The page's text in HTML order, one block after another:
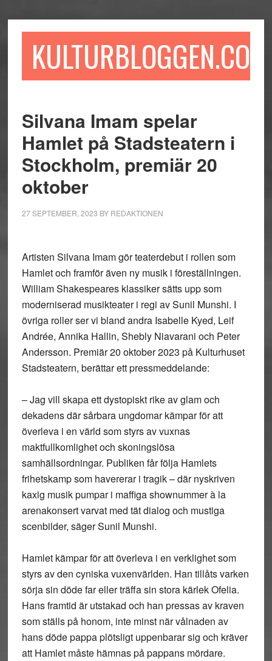
till
till
sidofältet
till
KULTURBLOGGEN.COM
Silvana Imam spelar
Hamlet på Stadsteatern i
Stockholm, premiär 20
oktober
27 SEPTEMBER, 2023 BY REDAKTIONEN
Artisten Silvana Imam gör teaterdebut i rollen som
Hamlet och framför även ny musik i föreställningen.
William Shakespeares klassiker sätts upp som
moderniserad musikteater i regi av Sunil Munshi. I
övriga roller ser vi bland andra Isabelle Kyed, Leif
Andrée, Annika Hallin, Shebly Niavarani och Peter
Andersson. Premiär 20 oktober 2023 på Kulturhuset
Stadsteatern, berättar ett pressmeddelande:
– Jag vill skapa ett dystopiskt rike av glam och
dekadens där sårbara ungdomar kämpar för att
överleva i en värld som styrs av vuxnas
maktfullkomlighet och skoningslösa
samhällsordningar. Publiken får följa Hamlets
frihetskamp som havererar i tragik – där nyskriven
kaxig musik pumpar i maffiga shownummer à la
arenakonsert varvat med tät dialog och mustiga
scenbilder, säger Sunil Munshi.
Hamlet kämpar för att överleva i en verklighet som
styrs av den cyniska vuxenvärlden. Han tillåts varken
sörja sin döde far eller träffa sin stora kärlek Ofelia.
Hans framtid är utstakad och han pressas av kraven
som ställs på honom, inte minst när vålnaden av
hans döde pappa plötsligt uppenbarar sig och kräver
att Hamlet måste hämnas på pappans mördare.